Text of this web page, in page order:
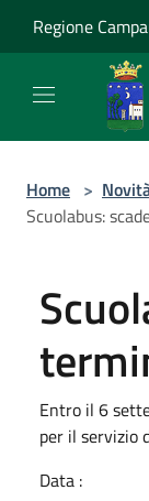
Regione
Home >
Scuolabus:
Entro il 6
per il servizio
Data :